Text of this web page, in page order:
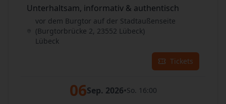
Unterhaltsam, informativ & authentisch
vor dem Burgtor auf der Stadtaußenseite
(Burgtorbrücke 2, 23552 Lübeck)
Lübeck
Tickets
06Sep. 2026•So. 16:00